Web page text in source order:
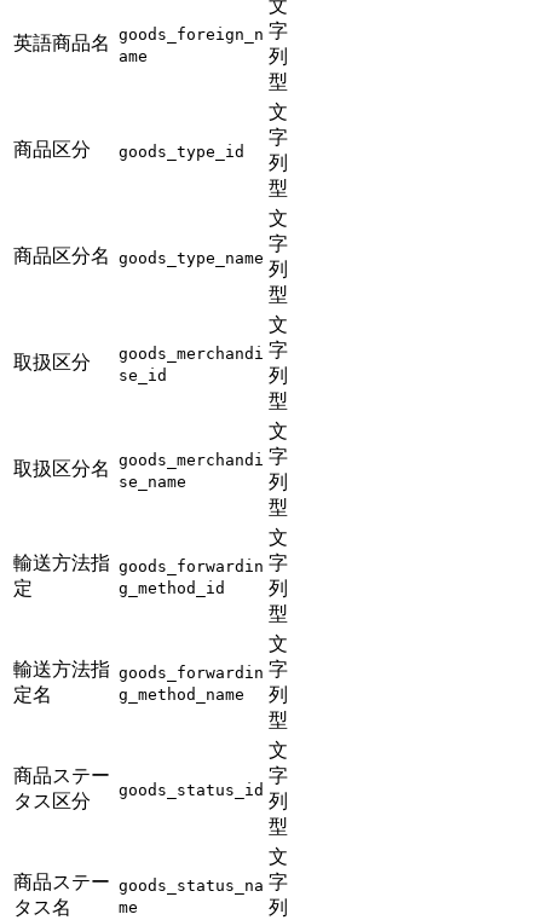
英語商品名 goods_foreign_n
ame
文
字
列
型
商品区分 goods_type_id
文
字
列
型
商品区分名 goods_type_name
文
字
列
型
取扱区分
goods_merchandi
se_id
文
字
列
型
取扱区分名 goods_merchandi
se_name
文
字
列
型
輸送方法指
定
goods_forwardin
g_method_id
文
字
列
型
輸送方法指
定名
goods_forwardin
g_method_name
文
字
列
型
商品ステー
タス区分
goods_status_id
文
字
列
型
商品ステー
タス名
goods_status_na
me
文
字
列